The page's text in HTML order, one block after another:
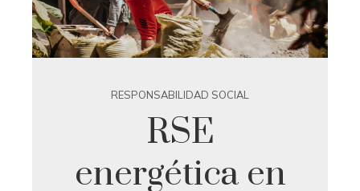
RESPONSABILIDAD SOCIAL
RSE
energética en